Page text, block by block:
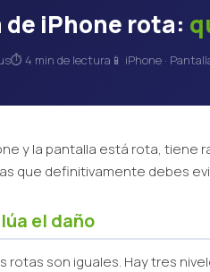
iPhone rota:
⏱ 4 min de lectura 📱 iPhone ·
y la pantalla está rota, tiene
que definitivamente debes
el daño
rotas son iguales. Hay tres